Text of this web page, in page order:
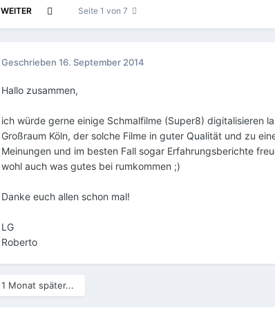
WEITER Seite 1 von 7
Geschrieben 16. September 2014
Hallo zusammen,
ich würde gerne einige Schmalfilme (Super8) digitalisieren
Großraum Köln, der solche Filme in guter Qualität und zu
Meinungen und im besten Fall sogar Erfahrungsberichte
wohl auch was gutes bei rumkommen ;)
Danke euch allen schon mal!
LG
Roberto
1 Monat später...